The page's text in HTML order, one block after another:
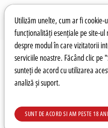
Preferințe pentru
Utilizăm unelte, cum ar fi
funcționalități esențiale pe site-
despre modul în care vizitatorii
serviciile noastre. Făcând clic pe
sunteți de acord cu utilizarea
analiză și suport.
SUNT DE ACORD SI AM PESTE 18 ANI
Wishlist
RECOMANDĂRI Recomandări